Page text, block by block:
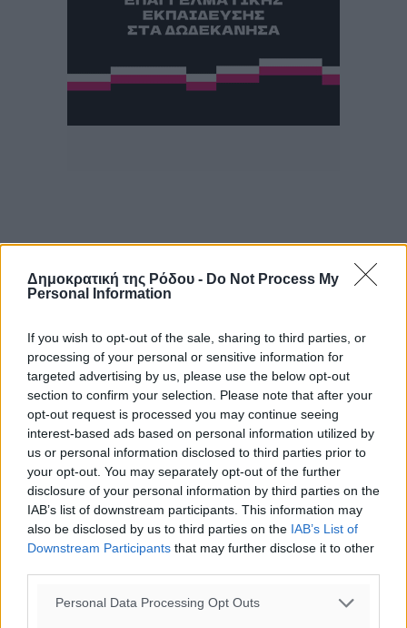
Δημοκρατική της Ρόδου - Do Not Process My
Personal Information
If you wish to opt-out of the sale, sharing to third parties, or
processing of your personal or sensitive information for
targeted advertising by us, please use the below opt-out
section to confirm your selection. Please note that after your
opt-out request is processed you may continue seeing
interest-based ads based on personal information utilized by
us or personal information disclosed to third parties prior to
your opt-out. You may separately opt-out of the further
disclosure of your personal information by third parties on the
IAB’s list of downstream participants. This information may
also be disclosed by us to third parties on the IAB’s List of
Downstream Participants that may further disclose it to other
Personal Data Processing Opt Outs
Ροή ειδήσεων